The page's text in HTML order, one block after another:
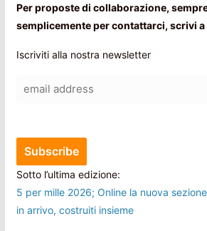
Per proposte di collaborazione,
semplicemente per contattarci, scrivi a
Iscriviti alla nostra newsletter
Sotto l’ultima edizione:
5 per mille 2026; Online la nuova
in arrivo, costruiti insieme